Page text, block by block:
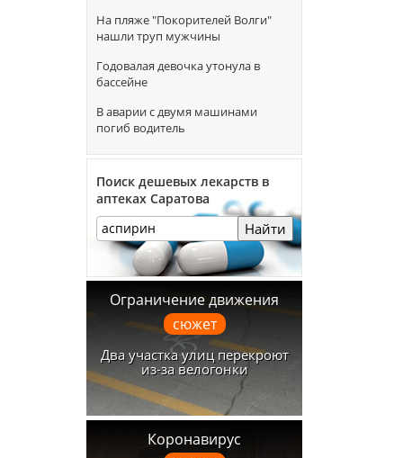
На пляже "Покорителей Волги"
нашли труп мужчины
Годовалая девочка утонула в
бассейне
В аварии с двумя машинами
погиб водитель
Поиск дешевых лекарств в
аптеках Саратова
Найти
Ограничение движения
сюжет
Два участка улиц перекроют
из-за велогонки
Коронавирус